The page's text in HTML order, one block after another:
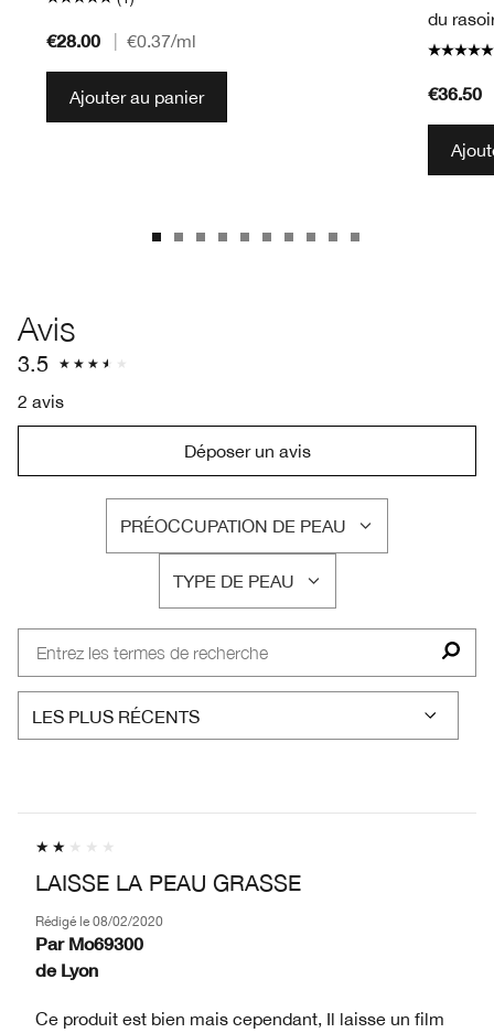
€28.00 €0.37/ml
Ajouter au panier
du
€36.50
Avis
3.5
2 avis
Déposer un avis
PRÉOCCUPATION DE PEAU
FRANÇAIS
TYPE DE PEAU
FRANÇAIS
LAISSE LA PEAU GRASSE
Rédigé le 08/02/2020
Par Mo69300
de Lyon
Ce produit est bien mais cependant, Il laisse un film